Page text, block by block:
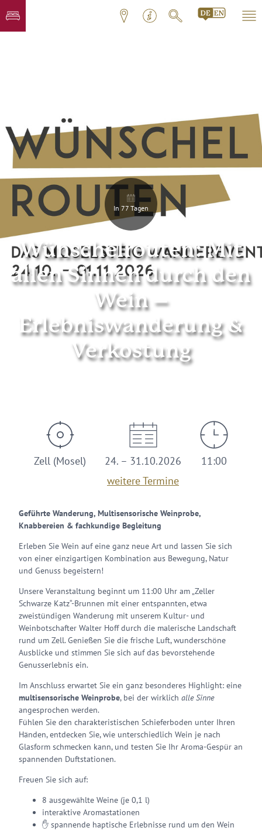
In 77 Tagen
Wünschelrouten: Mit
allen Sinnen durch den
Wein –
Erlebniswanderung &
Verkostung
Zell (Mosel)
24. – 31.10.2026
weitere Termine
11:00
Geführte Wanderung, Multisensorische Weinprobe,
Knabbereien & fachkundige Begleitung
Erleben Sie Wein auf eine ganz neue Art und lassen Sie sich
von einer einzigartigen Kombination aus Bewegung, Natur
und Genuss begeistern!
Unsere Veranstaltung beginnt um 11:00 Uhr am „Zeller
Schwarze Katz“-Brunnen mit einer entspannten, etwa
zweistündigen Wanderung mit unserem Kultur- und
Weinbotschafter Walter Hoff durch die malerische Landschaft
rund um Zell. Genießen Sie die frische Luft, wunderschöne
Ausblicke und stimmen Sie sich auf das bevorstehende
Genusserlebnis ein.
Im Anschluss erwartet Sie ein ganz besonderes Highlight: eine
multisensorische Weinprobe, bei der wirklich alle Sinne
angesprochen werden.
Fühlen Sie den charakteristischen Schieferboden unter Ihren
Händen, entdecken Sie, wie unterschiedlich Wein je nach
Glasform schmecken kann, und testen Sie Ihr Aroma-Gespür an
spannenden Duftstationen.
Freuen Sie sich auf:
8 ausgewählte Weine (je 0,1 l)
interaktive Aromastationen
✋ spannende haptische Erlebnisse rund um den Wein